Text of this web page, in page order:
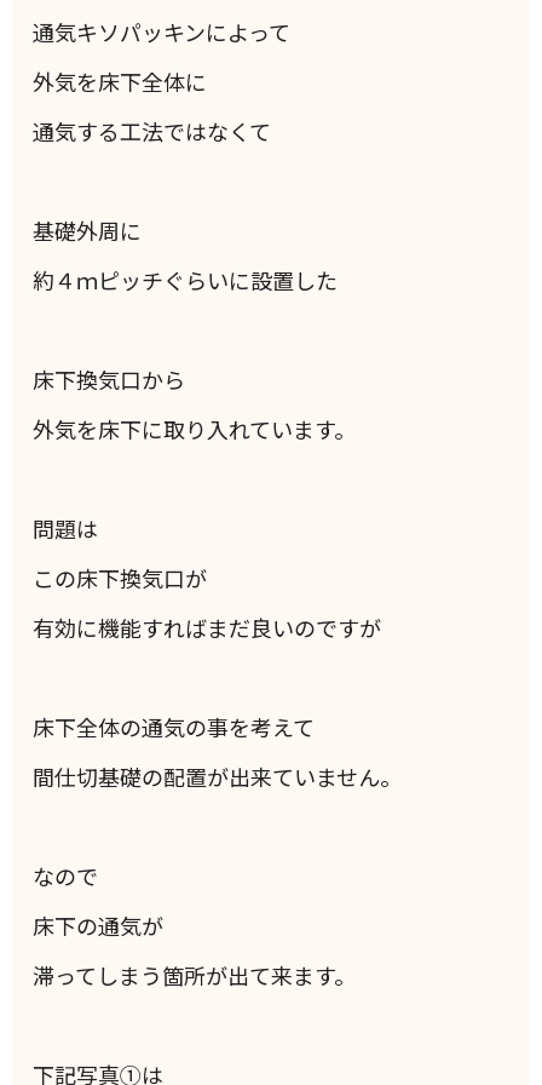
通気キソパッキンによって
外気を床下全体に
通気する工法ではなくて
基礎外周に
約４ｍピッチぐらいに設置した
床下換気口から
外気を床下に取り入れています。
問題は
この床下換気口が
有効に機能すればまだ良いのですが
床下全体の通気の事を考えて
間仕切基礎の配置が出来ていません。
なので
床下の通気が
滞ってしまう箇所が出て来ます。
下記写真①は